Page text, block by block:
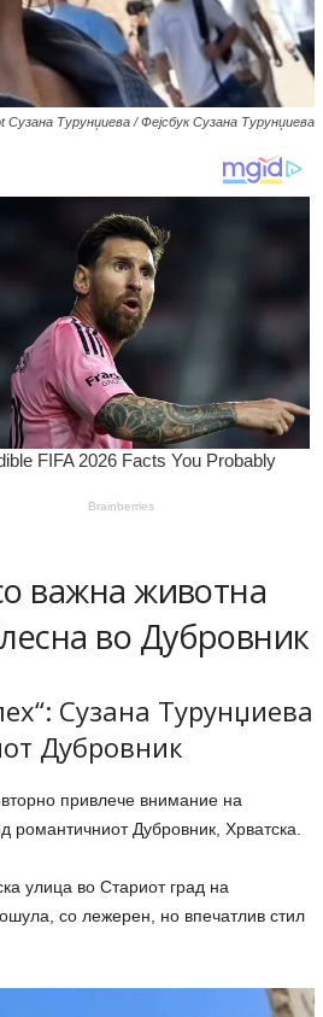
Турунџиева / Фејсбук Сузана Турунџиева
важна животна
во Дубровник
Сузана Турунџиева
Дубровник
привлече внимание на
романтичниот Дубровник, Хрватска.
улица во Стариот град на
со лежерен, но впечатлив стил